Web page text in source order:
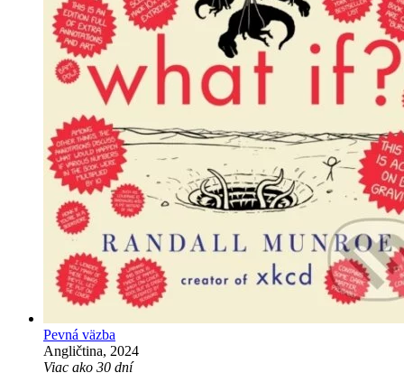
Pevná väzba
Angličtina, 2024
Viac ako 30 dní